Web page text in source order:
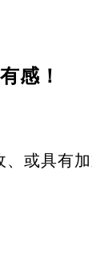
感！
或具有